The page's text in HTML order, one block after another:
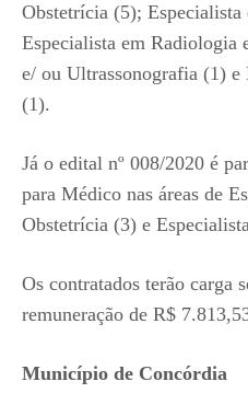
Obstetrícia (5); Especialista
Especialista em Radiologia
e/ ou Ultrassonografia (1)
(1).
Já o edital nº 008/2020 é
para Médico nas áreas de
Obstetrícia (3) e
Os contratados terão carga
remuneração de R$
Município de Concórdia